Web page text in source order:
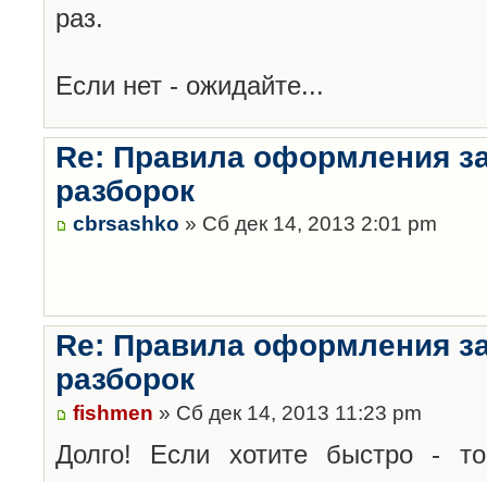
раз.
Если нет - ожидайте...
Re: Правила оформления
разборок
cbrsashko » Сб дек 14, 2013 2:01 pm
Re: Правила оформления
разборок
fishmen » Сб дек 14, 2013 11:23 pm
Долго! Если хотите быстро -